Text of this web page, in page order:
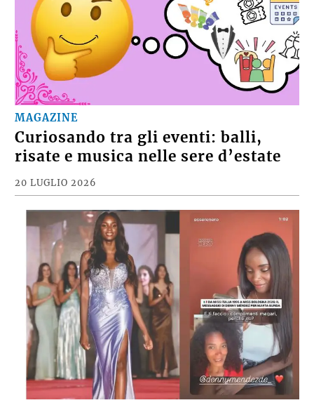
MAGAZINE
Curiosando tra gli eventi: balli,
risate e musica nelle sere d’estate
20 LUGLIO 2026